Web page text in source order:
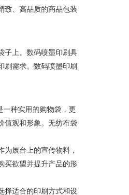
致、高品质的商品包装
子上。数码喷墨印刷具
刷需求。数码喷墨印刷
一种实用的购物袋，更
值观和形象。无纺布袋
展台上的宣传物料，
买欲望并提升产品的形
择适合的印刷方式和设